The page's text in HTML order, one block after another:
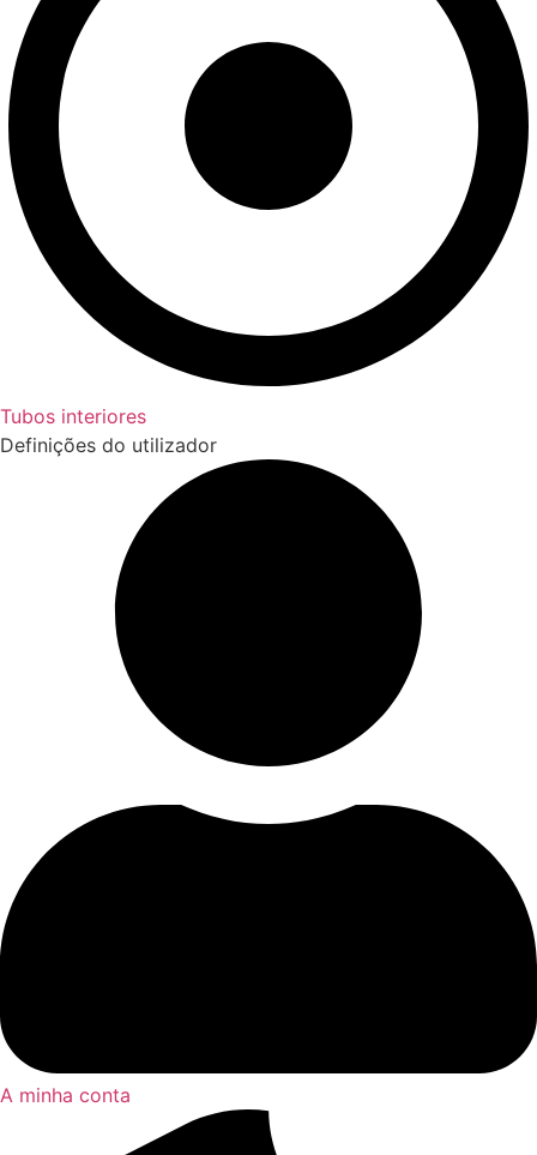
Tubos interiores
Definições do utilizador
A minha conta